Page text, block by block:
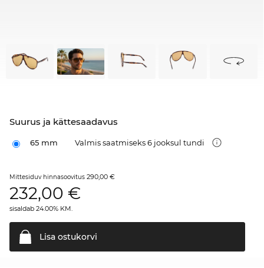
Suurus ja kättesaadavus
65 mm Valmis saatmiseks 6 jooksul tundi
Mittesiduv hinnasoovitus 290,00 €
232,00 €
sisaldab 24.00% KM.
Lisa ostukorvi